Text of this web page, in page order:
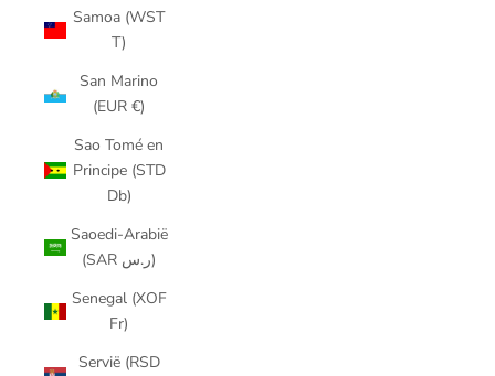
Samoa (WST
T)
San Marino
(EUR €)
Sao Tomé en
Principe (STD
Db)
Saoedi-Arabië
(SAR ر.س)
Senegal (XOF
Fr)
Servië (RSD